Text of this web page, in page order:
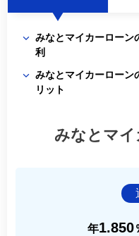
みなとマイカーローン
利
みなとマイカーローン
リット
みなとマイ
年1.850